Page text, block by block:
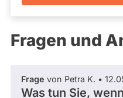
Mandaten
nicht
berücksichtigt.
Fragen und
Frage von Petra K. •
Was tun Sie,